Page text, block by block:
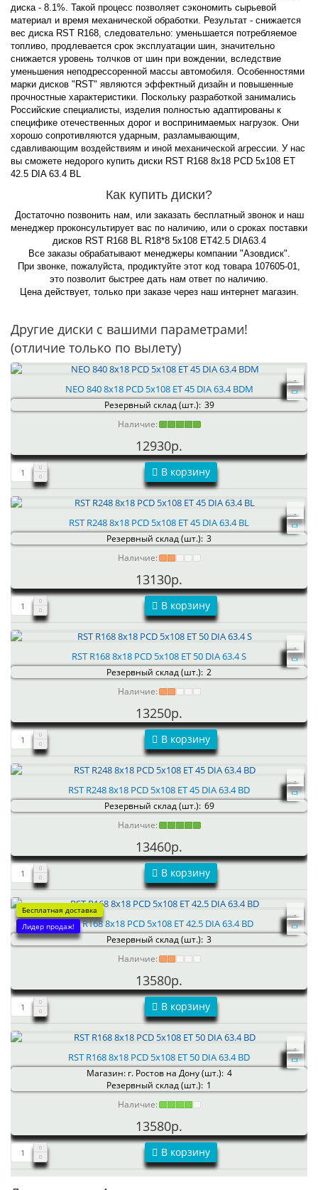
диска - 8.1%. Такой процесс позволяет сэкономить сырьевой
материал и время механической обработки. Результат - снижается
вес диска RST R168, следовательно: уменьшается потребляемое
топливо, продлевается срок эксплуатации шин, значительно
снижается уровень толчков от шин при вождении, вследствие
уменьшения неподрессоренной массы автомобиля. Особенностями
марки дисков "RST" являются эффектный дизайн и повышенные
прочностные характеристики. Поскольку разработкой занимались
Российские специалисты, изделия полностью адаптированы к
специфике отечественных дорог и воспринимаемых нагрузок. Они
хорошо сопротивляются ударным, разламывающим,
сдавливающим воздействиям и иной механической агрессии. У нас
вы сможете недорого купить диски RST R168 8x18 PCD 5x108 ET
42.5 DIA 63.4 BL
Как купить диски?
Достаточно позвонить нам, или заказать бесплатный звонок и наш
менеджер проконсультирует вас по наличию, или о сроках поставки
дисков RST R168 BL R18*8 5x108 ET42.5 DIA63.4
Все заказы обрабатывают менеджеры компании "Азовдиск".
При звонке, пожалуйста, продиктуйте этот код товара 107605-01,
это позволит быстрее дать нам ответ по наличию.
Цена действует, только при заказе через наш интернет магазин.
Другие диски с вашими параметрами!
(отличие только по вылету)
NEO 840 8x18 PCD 5x108 ET 45 DIA 63.4 BDM
Резервный склад (шт.): 39
Наличие:
12930р.
В корзину
RST R248 8x18 PCD 5x108 ET 45 DIA 63.4 BL
Резервный склад (шт.): 3
Наличие:
13130р.
В корзину
RST R168 8x18 PCD 5x108 ET 50 DIA 63.4 S
Резервный склад (шт.): 2
Наличие:
13250р.
В корзину
RST R248 8x18 PCD 5x108 ET 45 DIA 63.4 BD
Резервный склад (шт.): 69
Наличие:
13460р.
В корзину
Бесплатная доставка
Лидер продаж!RST R168 8x18 PCD 5x108 ET 42.5 DIA 63.4 BD
Резервный склад (шт.): 3
Наличие:
13580р.
В корзину
RST R168 8x18 PCD 5x108 ET 50 DIA 63.4 BD
Магазин: г. Ростов на Дону (шт.): 4
Резервный склад (шт.): 1
Наличие:
13580р.
В корзину